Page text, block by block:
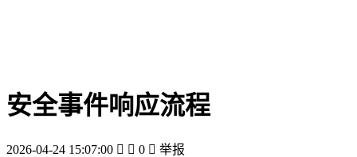
安全事件响应流程
2026-04-24 15:07:00   0  举报